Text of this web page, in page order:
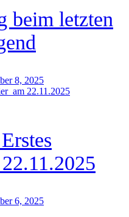
beim letzten
8, 2025
6, 2025